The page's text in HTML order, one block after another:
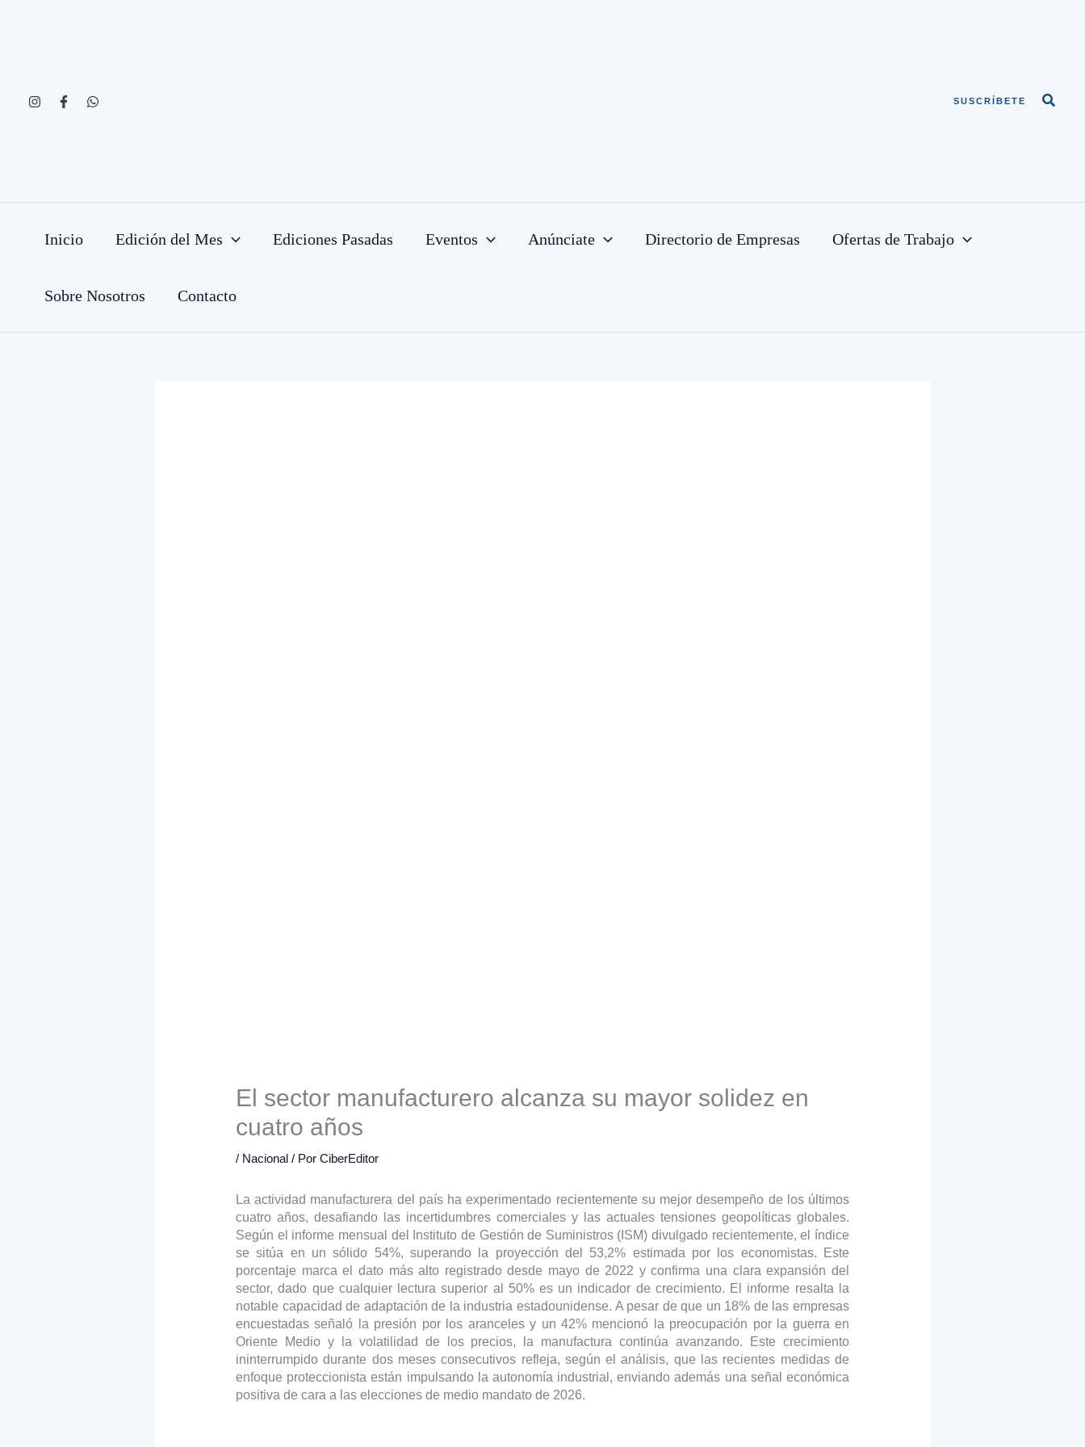
SUSCRÍBETE
Inicio Edición del Mes Ediciones Pasadas Eventos Anúnciate Directorio de Empresas Ofertas de Trabajo
Sobre Nosotros Contacto
El sector manufacturero alcanza su mayor solidez en
cuatro años
/ Nacional / PorCiberEditor
La actividad manufacturera del país ha experimentado recientemente su mejor desempeño de los últimos
cuatro años, desafiando las incertidumbres comerciales y las actuales tensiones geopolíticas globales.
Según el informe mensual del Instituto de Gestión de Suministros (ISM) divulgado recientemente, el índice
se sitúa en un sólido 54%, superando la proyección del 53,2% estimada por los economistas. Este
porcentaje marca el dato más alto registrado desde mayo de 2022 y confirma una clara expansión del
sector, dado que cualquier lectura superior al 50% es un indicador de crecimiento. El informe resalta la
notable capacidad de adaptación de la industria estadounidense. A pesar de que un 18% de las empresas
encuestadas señaló la presión por los aranceles y un 42% mencionó la preocupación por la guerra en
Oriente Medio y la volatilidad de los precios, la manufactura continúa avanzando. Este crecimiento
ininterrumpido durante dos meses consecutivos refleja, según el análisis, que las recientes medidas de
enfoque proteccionista están impulsando la autonomía industrial, enviando además una señal económica
positiva de cara a las elecciones de medio mandato de 2026.